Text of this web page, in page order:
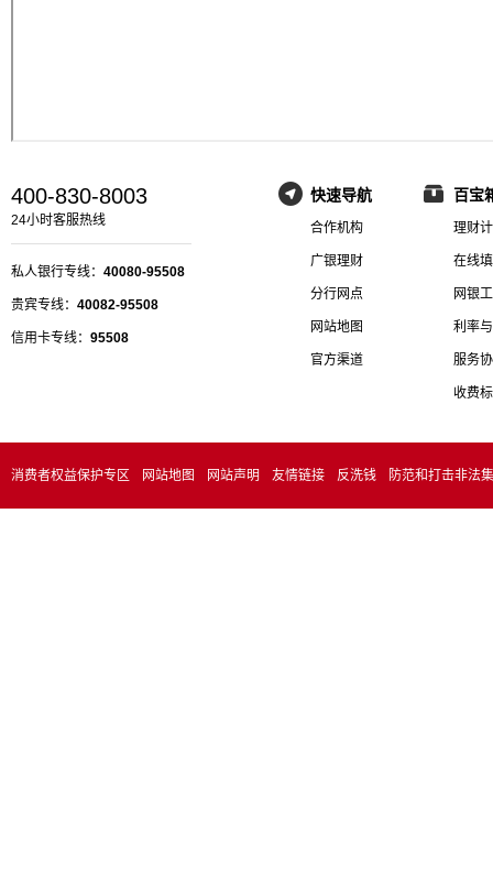
400-830-8003
24小时客服热线
私人银行专线： 40080-95508
贵宾专线： 40082-95508
信用卡专线： 95508
快速导航
合作机构
广银理财
分行网点
网站地图
官方渠道
百宝
理财
在线
网银
利率
服务
收费
消费者权益保护专区 网站地图 网站声明 友情链接 反洗钱 防范和打击非法